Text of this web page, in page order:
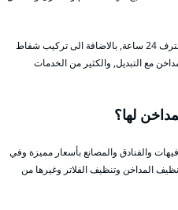
فني مداخن هود مطاعم هندي و باكستاني محترف 24 ساعة, بالاضافة الى تركيب شفاط
مع التبديل, والكثير من الخدمات
لها؟
والفنادق والمصانع بأسعار مميزة وفي
المداخن وتنظيف الفلاتر وغيرها من